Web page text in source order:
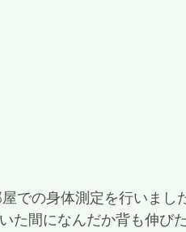
での身体測定を行いまし
た間になんだか背も伸び